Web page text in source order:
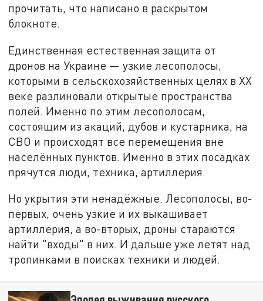
прочитать, что написано в раскрытом
блокноте.
Единственная естественная защита от
дронов на Украине — узкие лесополосы,
которыми в сельскохозяйственных целях в XX
веке разлиновали открытые пространства
полей. Именно по этим лесополосам,
состоящим из акаций, дубов и кустарника, на
СВО и происходят все перемещения вне
населённых пунктов. Именно в этих посадках
прячутся люди, техника, артиллерия.
Но укрытия эти ненадёжные. Лесополосы, во-
первых, очень узкие и их выкашивает
артиллерия, а во-вторых, дроны стараются
найти "входы" в них. И дальше уже летят над
тропинками в поисках техники и людей.